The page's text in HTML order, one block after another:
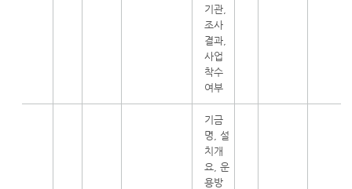
기관,
조사
결과,
사업
착수
여부
기금
명, 설
치개
요, 운
용방